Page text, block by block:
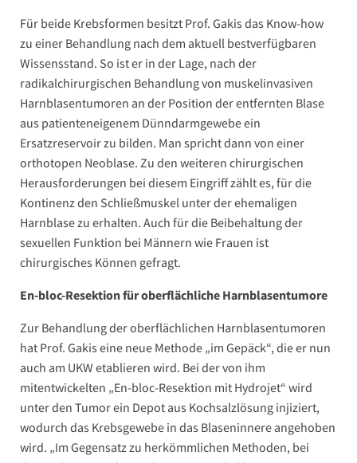
Für beide Krebsformen besitzt Prof. Gakis das Know-how
zu einer Behandlung nach dem aktuell bestverfügbaren
Wissensstand. So ist er in der Lage, nach der
radikalchirurgischen Behandlung von muskelinvasiven
Harnblasentumoren an der Position der entfernten Blase
aus patienteneigenem Dünndarmgewebe ein
Ersatzreservoir zu bilden. Man spricht dann von einer
orthotopen Neoblase. Zu den weiteren chirurgischen
Herausforderungen bei diesem Eingriff zählt es, für die
Kontinenz den Schließmuskel unter der ehemaligen
Harnblase zu erhalten. Auch für die Beibehaltung der
sexuellen Funktion bei Männern wie Frauen ist
chirurgisches Können gefragt.
En-bloc-Resektion für oberflächliche Harnblasentumore
Zur Behandlung der oberflächlichen Harnblasentumoren
hat Prof. Gakis eine neue Methode „im Gepäck“, die er nun
auch am UKW etablieren wird. Bei der von ihm
mitentwickelten „En-bloc-Resektion mit Hydrojet“ wird
unter den Tumor ein Depot aus Kochsalzlösung injiziert,
wodurch das Krebsgewebe in das Blaseninnere angehoben
wird. „Im Gegensatz zu herkömmlichen Methoden, bei